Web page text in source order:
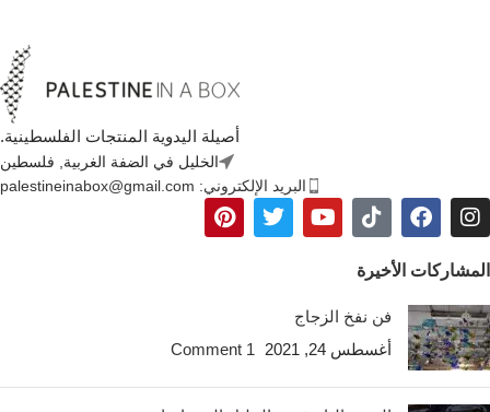
أصيلة اليدوية المنتجات الفلسطينية.
الخليل في الضفة الغربية, فلسطين
البريد الإلكتروني: palestineinabox@gmail.com
المشاركات الأخيرة
فن نفخ الزجاج
أغسطس 24, 2021
1 Comment